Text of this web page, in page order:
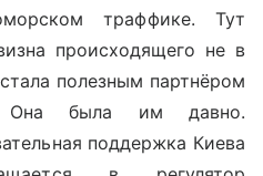
траффике. Тут
происходящего не в
полезным партнёром
была им давно.
поддержка Киева